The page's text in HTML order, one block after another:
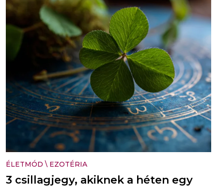
ÉLETMÓD \ EZOTÉRIA
3 csillagjegy, akiknek a héten egy